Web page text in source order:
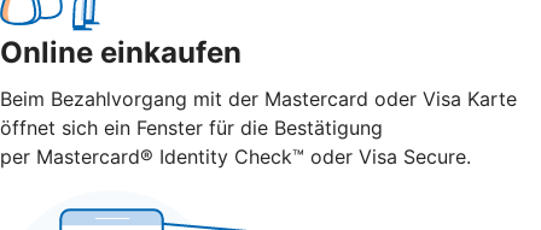
Online einkaufen
Beim Bezahlvorgang mit der Mastercard oder Visa Karte
öffnet sich ein Fenster für die Bestätigung
per Mastercard® Identity Check™ oder Visa Secure.